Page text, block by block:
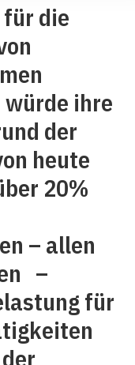
die
ihre
der
heute
20%
– allen
–
für